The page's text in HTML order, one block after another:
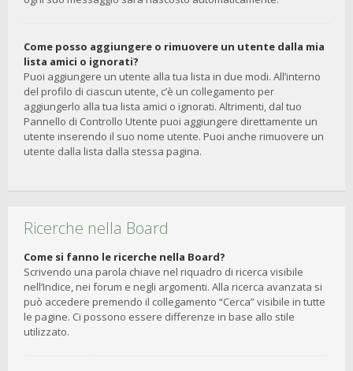
Come posso aggiungere o rimuovere un utente dalla mia
lista amici o ignorati?
Puoi aggiungere un utente alla tua lista in due modi. All’interno
del profilo di ciascun utente, c’è un collegamento per
aggiungerlo alla tua lista amici o ignorati. Altrimenti, dal tuo
Pannello di Controllo Utente puoi aggiungere direttamente un
utente inserendo il suo nome utente. Puoi anche rimuovere un
utente dalla lista dalla stessa pagina.
Ricerche nella Board
Come si fanno le ricerche nella Board?
Scrivendo una parola chiave nel riquadro di ricerca visibile
nell’Indice, nei forum e negli argomenti. Alla ricerca avanzata si
può accedere premendo il collegamento “Cerca” visibile in tutte
le pagine. Ci possono essere differenze in base allo stile
utilizzato.